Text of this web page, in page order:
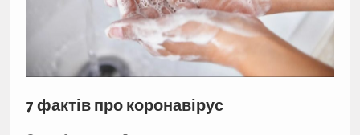
7 фактів про коронавірус